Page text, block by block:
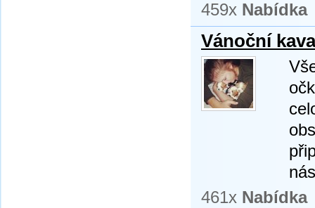
459x Nabídka
Vánoční
461x Nabídka